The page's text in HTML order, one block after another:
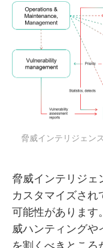
脅威インテリジェン
脅威インテリジェ
カスタマイズされ
可能性があります
威ハンティングや